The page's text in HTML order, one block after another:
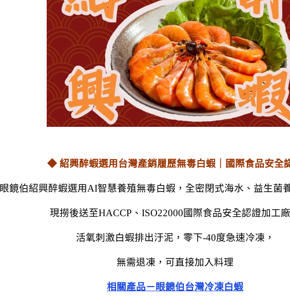
◆紹興醉蝦選用台灣產銷履歷無毒白蝦｜國際食品安全
眼鏡伯紹興醉蝦選用AI智慧養殖無毒白蝦，全密閉式海水、益生菌
現撈後送至HACCP、ISO22000國際食品安全認證加工
活氧刺激白蝦排出汙泥，零下-40度急速冷凍，
無需退凍，可直接加入料理
相關產品－眼鏡伯台灣冷凍白蝦